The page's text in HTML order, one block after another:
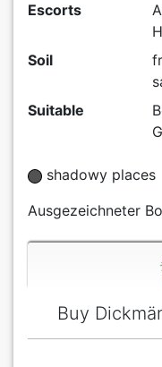
Escorts
Soil
Suitable
shadowy places
Ausgezeichneter
Buy